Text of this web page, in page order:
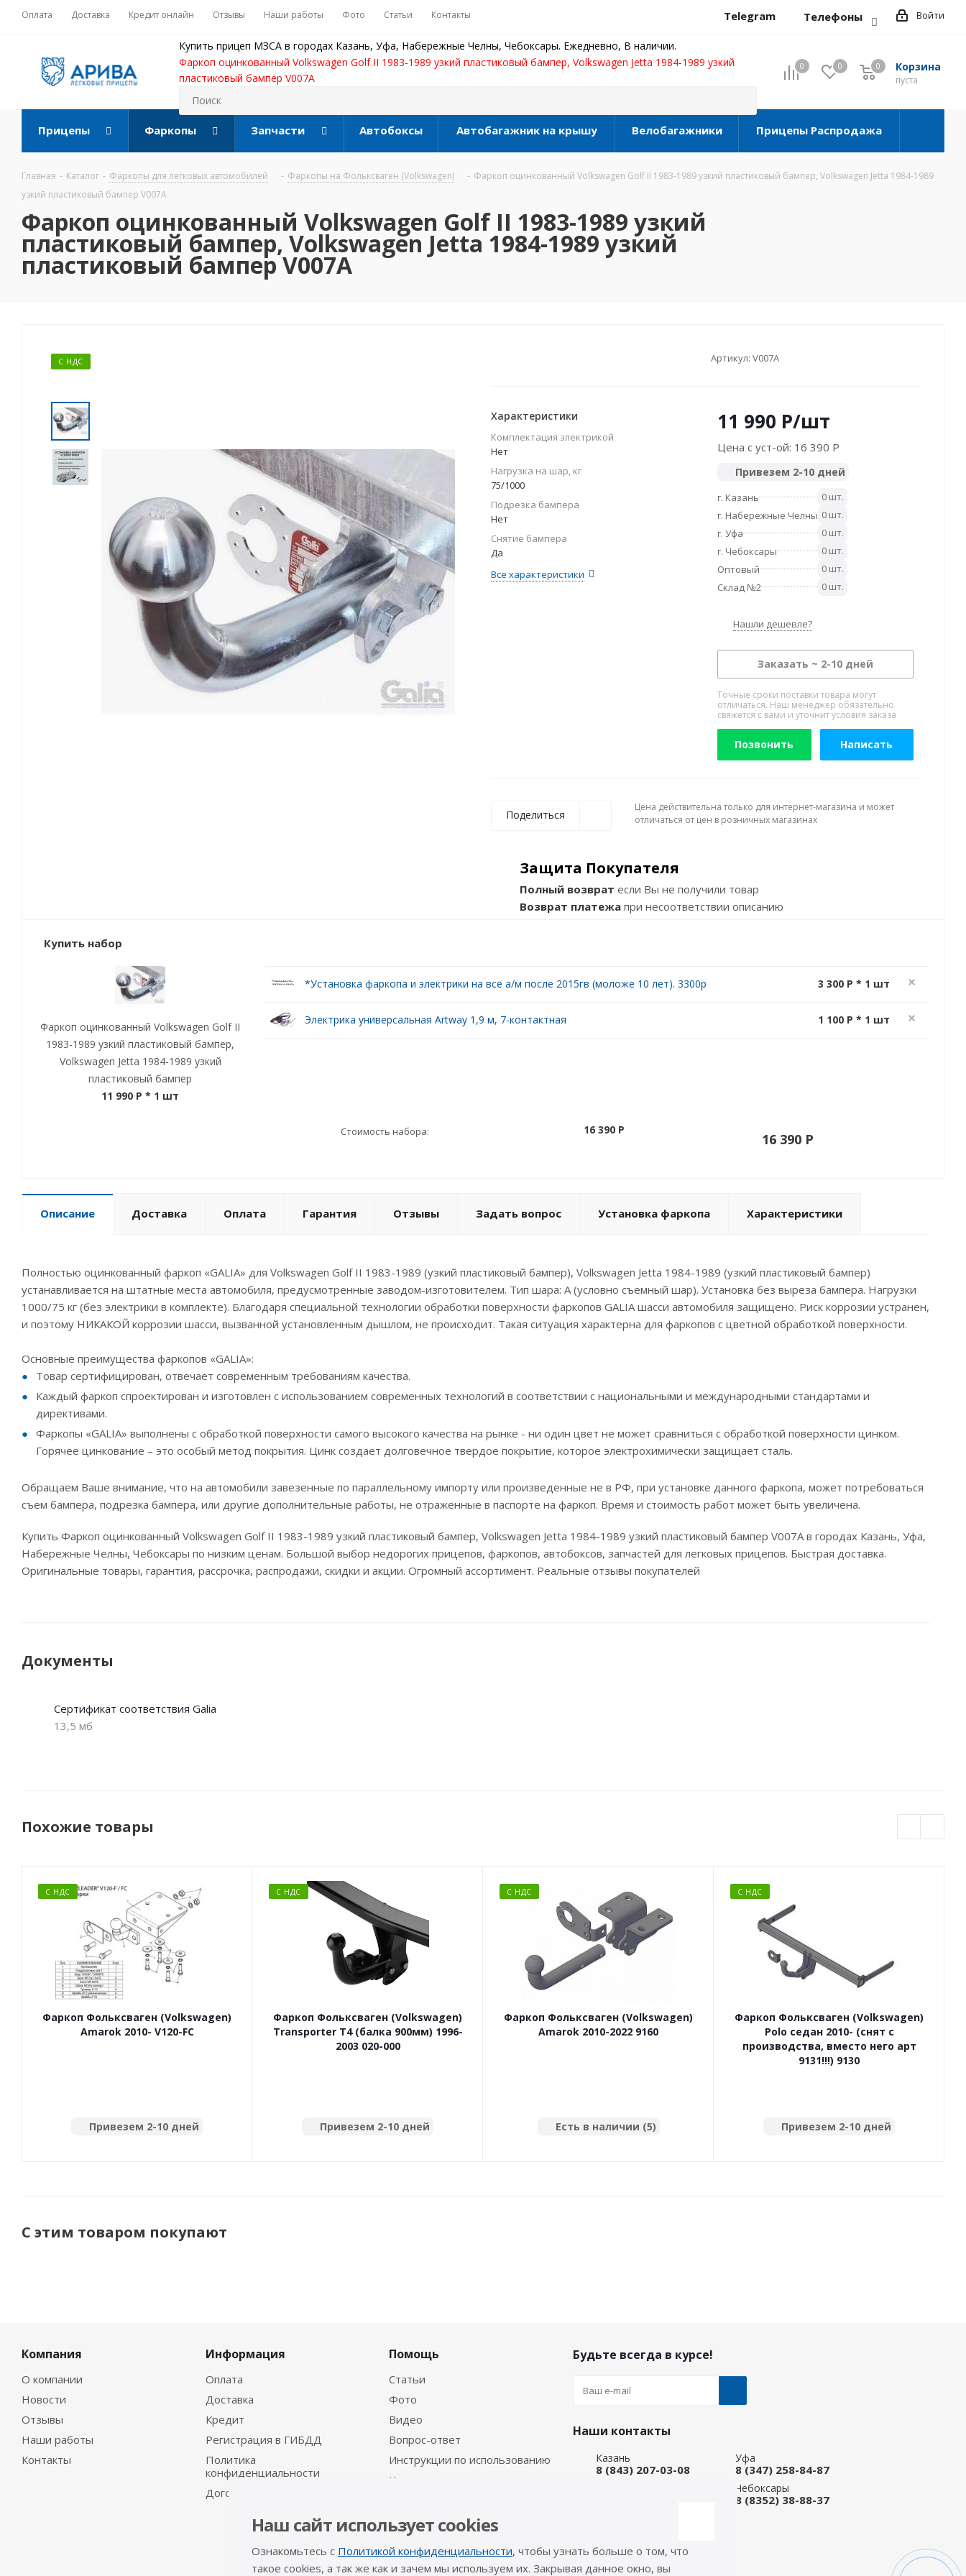
Оплата Доставка Кредит онлайн Отзывы Наши работы Фото Статьи Контакты Войти
Telegram Телефоны
Купить прицеп МЗСА в городах Казань, Уфа, Набережные Челны, Чебоксары. Ежедневно, В наличии.
Фаркоп оцинкованный Volkswagen Golf II 1983-1989 узкий пластиковый бампер, Volkswagen Jetta 1984-1989 узкий
пластиковый бампер V007A
0 0 Корзина
0
пуста
0
Прицепы Фаркопы Запчасти Автобоксы Автобагажник на крышу Велобагажники Прицепы Распродажа
Главная - Каталог - Фаркопы для легковых автомобилей - Фаркопы на Фольксваген (Volkswagen) - Фаркоп оцинкованный Volkswagen Golf II 1983-1989 узкий пластиковый бампер, Volkswagen Jetta 1984-1989
узкий пластиковый бампер V007A
Фаркоп оцинкованный Volkswagen Golf II 1983-1989 узкий
пластиковый бампер, Volkswagen Jetta 1984-1989 узкий
пластиковый бампер V007A
С НДС Артикул: V007A
Характеристики
Комплектация электрикой
Нет
Нагрузка на шар, кг
75/1000
Подрезка бампера
Нет
Снятие бампера
Да
Все характеристики
11 990 P/шт
Цена с уст-ой: 16 390 P
Привезем 2-10 дней
г. Казань
0 шт.
г. Набережные Челны 0 шт.
г. Уфа
0 шт.
г. Чебоксары
0 шт.
Оптовый
0 шт.
Склад №2
0 шт.
Нашли дешевле?
Заказать ~ 2-10 дней
Точные сроки поставки товара могут
отличаться. Наш менеджер обязательно
свяжется с вами и уточнит условия заказа
Позвонить Написать
Поделиться
Цена действительна только для интернет-магазина и может
отличаться от цен в розничных магазинах
Защита Покупателя
Полный возврат если Вы не получили товар
Возврат платежа при несоответствии описанию
Купить набор
Фаркоп оцинкованный Volkswagen Golf II
1983-1989 узкий пластиковый бампер,
Volkswagen Jetta 1984-1989 узкий
пластиковый бампер
11 990 P * 1 шт
*Установка фаркопа и электрики на все а/м после 2015гв (моложе 10 лет). 3300р 3 300 P * 1 шт
Электрика универсальная Artway 1,9 м, 7-контактная 1 100 P * 1 шт
Стоимость набора: 16 390 P
16 390 P
Описание Доставка Оплата Гарантия Отзывы Задать вопрос Установка фаркопа Характеристики
Полностью оцинкованный фаркоп «GALIA» для Volkswagen Golf II 1983-1989 (узкий пластиковый бампер), Volkswagen Jetta 1984-1989 (узкий пластиковый бампер)
устанавливается на штатные места автомобиля, предусмотренные заводом-изготовителем. Тип шара: А (условно съемный шар). Установка без выреза бампера. Нагрузки
1000/75 кг (без электрики в комплекте). Благодаря специальной технологии обработки поверхности фаркопов GALIA шасси автомобиля защищено. Риск коррозии устранен,
и поэтому НИКАКОЙ коррозии шасси, вызванной установленным дышлом, не происходит. Такая ситуация характерна для фаркопов с цветной обработкой поверхности.
Основные преимущества фаркопов «GALIA»:
Товар сертифицирован, отвечает современным требованиям качества.
Каждый фаркоп спроектирован и изготовлен с использованием современных технологий в соответствии с национальными и международными стандартами и
директивами.
Фаркопы «GALIA» выполнены с обработкой поверхности самого высокого качества на рынке - ни один цвет не может сравниться с обработкой поверхности цинком.
Горячее цинкование – это особый метод покрытия. Цинк создает долговечное твердое покрытие, которое электрохимически защищает сталь.
Обращаем Ваше внимание, что на автомобили завезенные по параллельному импорту или произведенные не в РФ, при установке данного фаркопа, может потребоваться
съем бампера, подрезка бампера, или другие дополнительные работы, не отраженные в паспорте на фаркоп. Время и стоимость работ может быть увеличена.
Купить Фаркоп оцинкованный Volkswagen Golf II 1983-1989 узкий пластиковый бампер, Volkswagen Jetta 1984-1989 узкий пластиковый бампер V007A в городах Казань, Уфа,
Набережные Челны, Чебоксары по низким ценам. Большой выбор недорогих прицепов, фаркопов, автобоксов, запчастей для легковых прицепов. Быстрая доставка.
Оригинальные товары, гарантия, рассрочка, распродажи, скидки и акции. Огромный ассортимент. Реальные отзывы покупателей
Документы
Сертификат соответствия Galia
13,5 мб
Похожие товары
С НДС
Фаркоп Фольксваген (Volkswagen)
Amarok 2010- V120-FC
Привезем 2-10 дней
С НДС
Фаркоп Фольксваген (Volkswagen)
Transporter T4 (балка 900мм) 1996-
2003 020-000
Привезем 2-10 дней
С НДС
Фаркоп Фольксваген (Volkswagen)
Amarok 2010-2022 9160
Есть в наличии (5)
С НДС
Фаркоп Фольксваген (Volkswagen)
Polo седан 2010- (снят с
производства, вместо него арт
9131!!!) 9130
Привезем 2-10 дней
С этим товаром покупают
Компания
О компании
Новости
Отзывы
Наши работы
Контакты
Информация
Оплата
Доставка
Кредит
Регистрация в ГИБДД
Политика
конфиденциальности
Договор-оферта
Помощь
Статьи
Фото
Видео
Вопрос-ответ
Инструкции по использованию
Каталог производителя
Будьте всегда в курсе!
Наши контакты
Казань
8 (843) 207-03-08
Уфа
8 (347) 258-84-87
Чебоксары
8 (8352) 38-88-37
info@a-pricep.ru
Наш сайт использует cookies
Ознакомьтесь с Политикой конфиденциальности, чтобы узнать больше о том, что
такое cookies, а так же как и зачем мы используем их. Закрывая данное окно, вы